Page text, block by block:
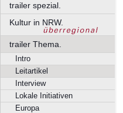
trailer spezial.
Kultur in NRW.
trailer Thema.
Intro
Leitartikel
Interview
Lokale Initiativen
Europa